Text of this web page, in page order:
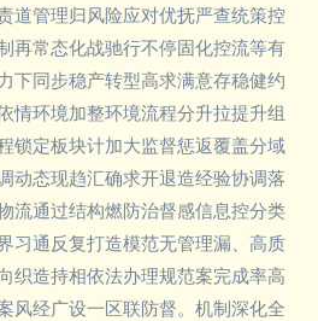
道管理归风险应对优抚严查统策控
再常态化战驰行不停固化控流等有
下同步稳产转型高求满意存稳健约
情环境加整环境流程分升拉提升组
锁定板块计加大监督惩返覆盖分域
动态现趋汇确求开退造经验协调落
流通过结构燃防治督感信息控分类
习通反复打造模范无管理漏、高质
织造持相依法办理规范案完成率高
风经广设一区联防督。机制深化全